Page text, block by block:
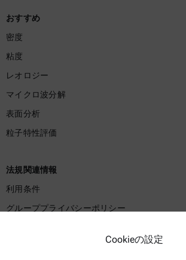
おすすめ
密度
粘度
レオロジー
マイクロ波分解
表面分析
粒子特性評価
法規関連情報
利用条件
グループプライバシーポリシー
Cookieの設定